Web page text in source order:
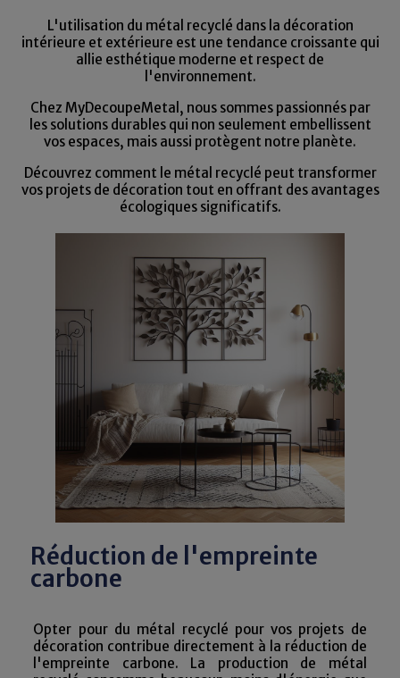
L'utilisation du métal recyclé dans la décoration
intérieure et extérieure est une tendance croissante qui
allie esthétique moderne et respect de
l'environnement.
Chez MyDecoupeMetal, nous sommes passionnés par
les solutions durables qui non seulement embellissent
vos espaces, mais aussi protègent notre planète.
Découvrez comment le métal recyclé peut transformer
vos projets de décoration tout en offrant des avantages
écologiques significatifs.
Réduction de l'empreinte
carbone
Opter pour du métal recyclé pour vos projets de
décoration contribue directement à la réduction de
l'empreinte carbone. La production de métal